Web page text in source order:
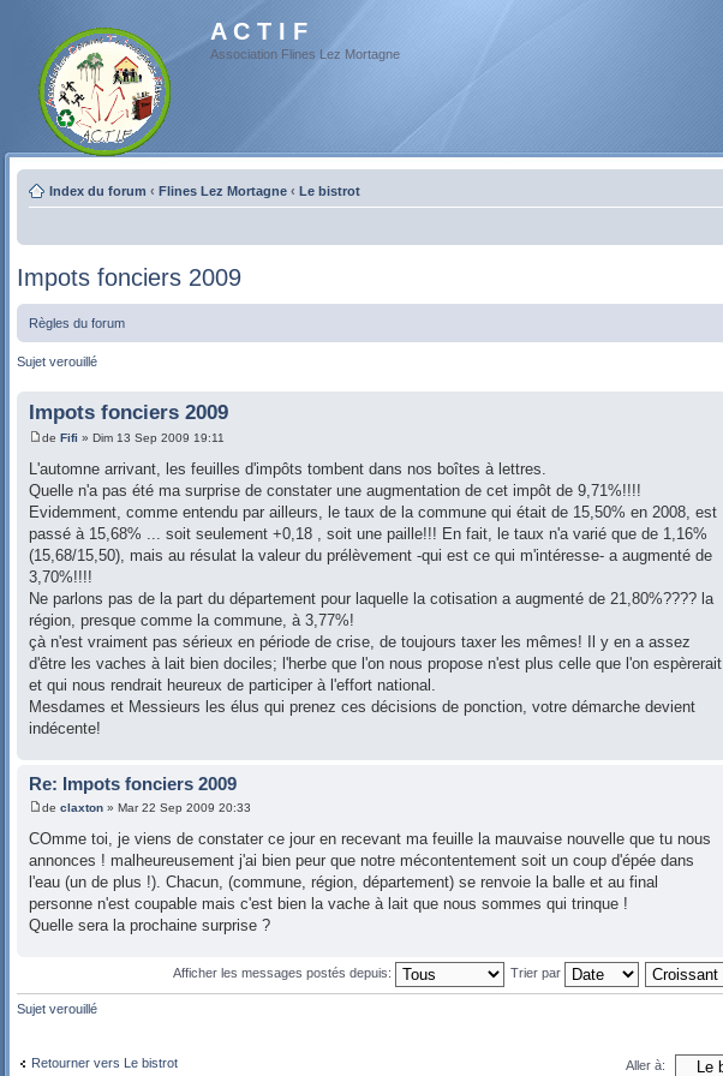
A C T I F
Association Flines Lez Mortagne
Index du forum ‹ Flines Lez Mortagne ‹ Le bistrot
Impots fonciers 2009
Règles du forum
Sujet verouillé
Impots fonciers 2009
de Fifi » Dim 13 Sep 2009 19:11
L'automne arrivant, les feuilles d'impôts tombent dans nos boîtes à lettres.
Quelle n'a pas été ma surprise de constater une augmentation de cet impôt de 9,71%!!!!
Evidemment, comme entendu par ailleurs, le taux de la commune qui était de 15,50% en 2008, est
passé à 15,68% ... soit seulement +0,18 , soit une paille!!! En fait, le taux n'a varié que de 1,16%
(15,68/15,50), mais au résulat la valeur du prélèvement -qui est ce qui m'intéresse- a augmenté de
3,70%!!!!
Ne parlons pas de la part du département pour laquelle la cotisation a augmenté de 21,80%???? la
région, presque comme la commune, à 3,77%!
çà n'est vraiment pas sérieux en période de crise, de toujours taxer les mêmes! Il y en a assez
d'être les vaches à lait bien dociles; l'herbe que l'on nous propose n'est plus celle que l'on espèrerait
et qui nous rendrait heureux de participer à l'effort national.
Mesdames et Messieurs les élus qui prenez ces décisions de ponction, votre démarche devient
indécente!
Re: Impots fonciers 2009
de claxton » Mar 22 Sep 2009 20:33
COmme toi, je viens de constater ce jour en recevant ma feuille la mauvaise nouvelle que tu nous
annonces ! malheureusement j'ai bien peur que notre mécontentement soit un coup d'épée dans
l'eau (un de plus !). Chacun, (commune, région, département) se renvoie la balle et au final
personne n'est coupable mais c'est bien la vache à lait que nous sommes qui trinque !
Quelle sera la prochaine surprise ?
Afficher les messages postés depuis: Trier par
Sujet verouillé
Retourner vers Le bistrot Aller à: